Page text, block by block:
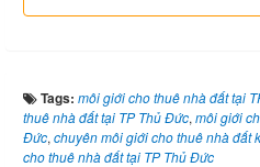
Tags: môi giới cho thuê nhà đất tại
thuê nhà đất tại TP Thủ Đức, môi giới
Đức, chuyên môi giới cho thuê nhà đất
cho thuê nhà đất tại TP Thủ Đức